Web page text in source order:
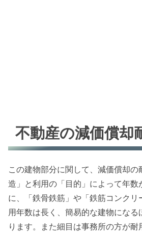
不動産の減価償却
この建物部分に関して、減価償却
造」と利用の「目的」によって年数
に、「鉄骨鉄筋」や「鉄筋コンク
用年数は長く、簡易的な建物にな
ります。また細目は事務所の方が